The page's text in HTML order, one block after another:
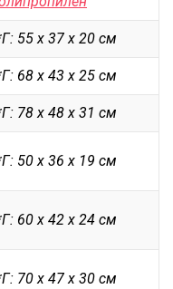
колесах
для детских
55 х 37 х 20 см
68 х 43 х 25 см
78 х 48 х 31 см
50 х 36 х 19 см
60 х 42 х 24 см
70 х 47 х 30 см